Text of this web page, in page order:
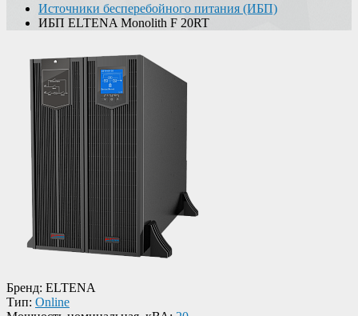
Источники бесперебойного питания (ИБП)
ИБП ELTENA Monolith F 20RT
Бренд: ELTENA
Тип: Online